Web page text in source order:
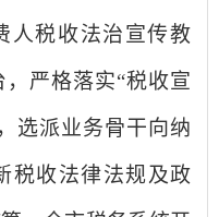
人税收法治宣传教
严格落实“税收宣
选派业务骨干向纳
税收法律法规及政